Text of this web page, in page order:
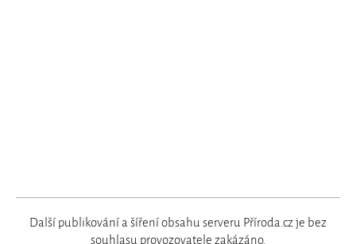
Další publikování a šíření obsahu serveru Příroda.cz je bez
souhlasu provozovatele zakázáno.